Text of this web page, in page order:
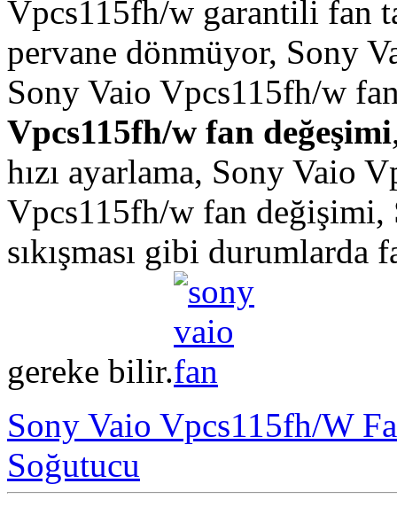
Vpcs115fh/w garantili fan
pervane dönmüyor, Sony
Sony Vaio Vpcs115fh/w
Vpcs115fh/w fan değeşimi
hızı ayarlama, Sony Vaio
Vpcs115fh/w fan
sıkışması gibi durumlarda
gereke bilir.
Sony Vaio Vpcs115fh/W
Soğutucu